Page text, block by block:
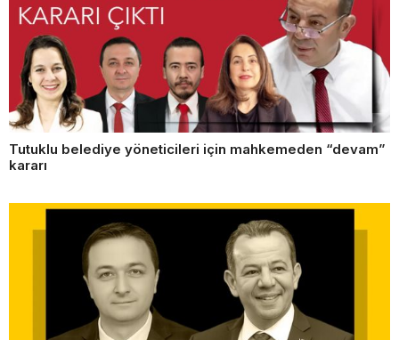
Tutuklu belediye yöneticileri için mahkemeden “devam”
kararı